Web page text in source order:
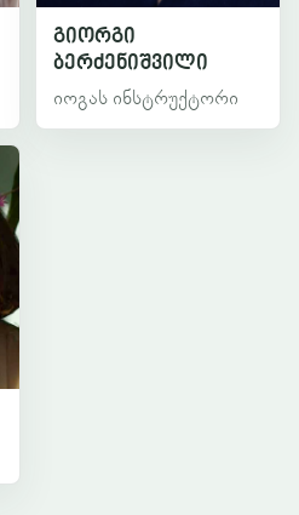
გიორგი
ბერძენიშვილი
იოგას ინსტრუქტორი